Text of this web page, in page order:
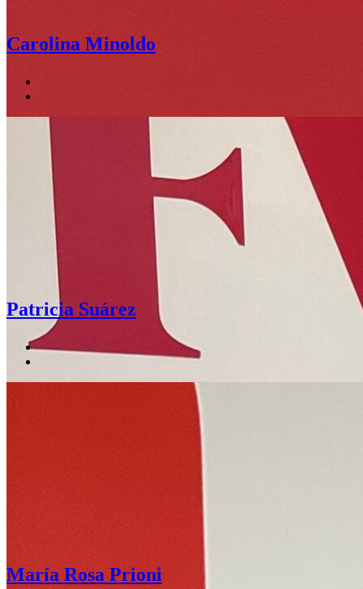
Carolina Minoldo
Patricia Suárez
María Rosa Prioni